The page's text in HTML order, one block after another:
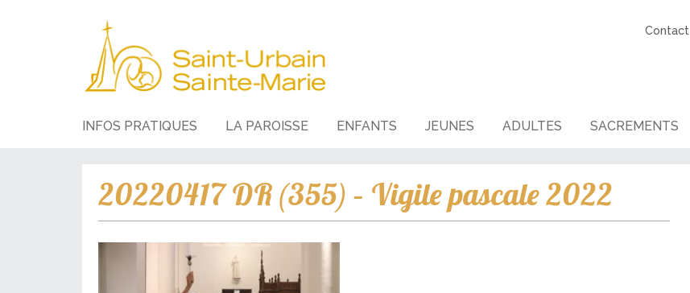
Contact
INFOS PRATIQUES LA PAROISSE ENFANTS JEUNES ADULTES SACREMENTS
20220417 DR (355) – Vigile pascale 2022